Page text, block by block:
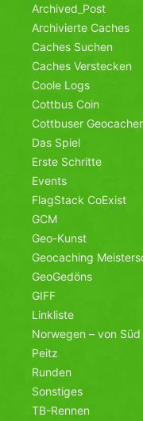
Archived_Post
Archivierte Caches
Caches Suchen
Caches Verstecken
Coole Logs
Cottbus Coin
Cottbuser
Das Spiel
Erste Schritte
Events
FlagStack CoExist
GCM
Geo-Kunst
Geocaching
GeoGedöns
GIFF
Linkliste
Norwegen – von
Peitz
Runden
Sonstiges
TB-Rennen